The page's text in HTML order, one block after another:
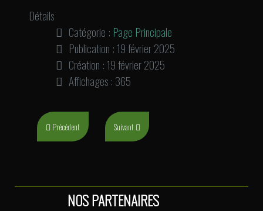
Détails
Catégorie : Page Principale
Publication : 19 février 2025
Création : 19 février 2025
Affichages : 365
Article précédent : Résultats 1er Manche Coupe d'Auvergne à Cournon
Précédent Article suivant : Inscription Coupe AURA à
Suivant
NOS PARTENAIRES